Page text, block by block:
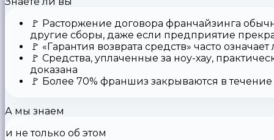
🚩 Расторжение договора франчайзинга
другие сборы, даже если предприятие
🚩 «Гарантия возврата средств» часто
🚩 Средства, уплаченные за ноу-хау,
доказана
🚩 Более 70% франшиз закрываются в
А мы знаем
и не только об этом